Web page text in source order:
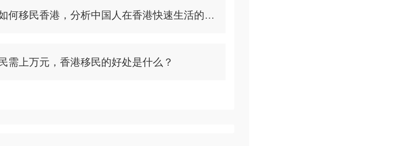
普通人如何移民香港，分析中国人在香港快速生活的真实经历！
需上万元，香港移民的好处是什么？